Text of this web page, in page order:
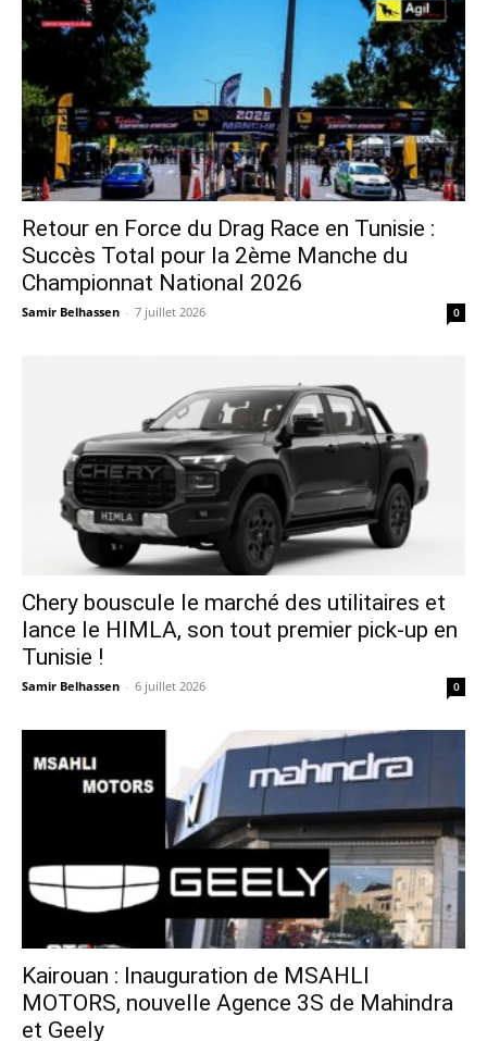
Retour en Force du Drag Race en Tunisie :
Succès Total pour la 2ème Manche du
Championnat National 2026
Samir Belhassen - 7 juillet 2026 0
Chery bouscule le marché des utilitaires et
lance le HIMLA, son tout premier pick-up en
Tunisie !
Samir Belhassen - 6 juillet 2026 0
Kairouan : Inauguration de MSAHLI
MOTORS, nouvelle Agence 3S de Mahindra
et Geely